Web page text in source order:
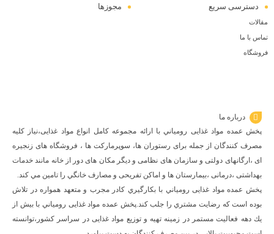
دسترسی سریع
مقالات
تماس با ما
فروشگاه
مجوزها
درباره ما
پخش عمده مواد غذایی رومياني با ارائه مجموعه كامل انواع مواد غذایی،نياز كليه
مصرف كنندگان از جمله برای رستوران ها، سوپرمارکت ها ، فروشگاه های زنجیره
ای ،ارگانهای دولتی و سازمان های نظامی و دیگر مکان های دور از خانه مانند خدمات
بهداشتی ،درمانی ،بیمارستان ها و اماکن تفریحی و مصارف خانگي را تامین مي كند.
پخش عمده مواد غذایی رومياني با بكارگيري كادر مجرب و متعهد همواره در تلاش
بوده است كه رضايت مشتري را جلب كند.پخش عمده مواد غذایی رومياني با بيش از
يك دهه فعاليت مستمر در زمينه تهيه و توزيع مواد غذایی در سراسر كشور،توانسته